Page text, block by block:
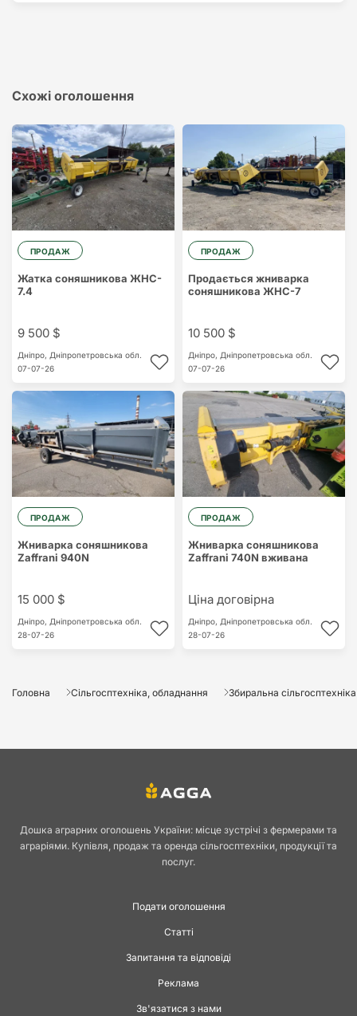
Схожі оголошення
ПРОДАЖ
Жатка соняшникова ЖНС-
7.4
9 500 $
Дніпро, Дніпропетровська обл.
07-07-26
ПРОДАЖ
Продається жниварка
соняшникова ЖНС-7
10 500 $
Дніпро, Дніпропетровська обл.
07-07-26
ПРОДАЖ
Жниварка соняшникова
Zaffrani 940N
15 000 $
Дніпро, Дніпропетровська обл.
28-07-26
ПРОДАЖ
Жниварка соняшникова
Zaffrani 740N вживана
Ціна договірна
Дніпро, Дніпропетровська обл.
28-07-26
Головна Сільгосптехніка, обладнання Збиральна сільгосптехніка
Дошка аграрних оголошень України: місце зустрічі з фермерами та
аграріями. Купівля, продаж та оренда сільгосптехніки, продукції та
послуг.
Подати оголошення
Статті
Запитання та відповіді
Реклама
Зв'язатися з нами